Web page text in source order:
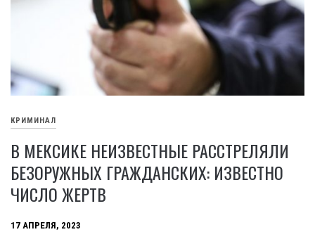
КРИМИНАЛ
В МЕКСИКЕ НЕИЗВЕСТНЫЕ РАССТРЕЛЯЛИ
БЕЗОРУЖНЫХ ГРАЖДАНСКИХ: ИЗВЕСТНО
ЧИСЛО ЖЕРТВ
17 АПРЕЛЯ, 2023